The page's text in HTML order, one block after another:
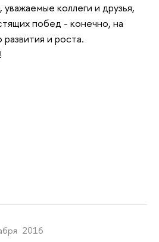
коллеги и друзья,
побед - конечно, на
и роста.
2016